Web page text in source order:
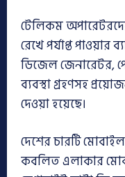
টেলিকম
রেখে পর্যাপ্ত
ডিজেল জেনারেটর,
ব্যবস্থা গ্রহণসহ
দেওয়া হয়েছে।
দেশের চারটি
কবলিত এলাকার